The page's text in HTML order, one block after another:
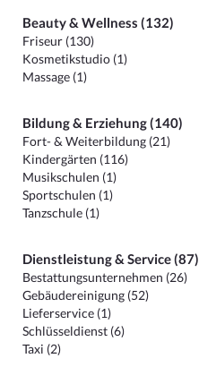
Beauty & Wellness (132)
Friseur (130)
Kosmetikstudio (1)
Massage (1)
Bildung & Erziehung (140)
Fort- & Weiterbildung (21)
Kindergärten (116)
Musikschulen (1)
Sportschulen (1)
Tanzschule (1)
Dienstleistung & Service (87)
Bestattungsunternehmen (26)
Gebäudereinigung (52)
Lieferservice (1)
Schlüsseldienst (6)
Taxi (2)